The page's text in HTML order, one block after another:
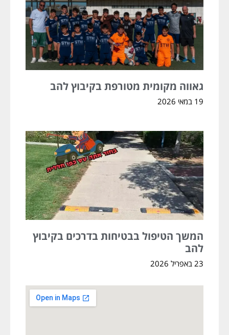
גאווה מקומית מטורפת בקיבוץ להב
19 במאי 2026
המשך הטיפול בבטיחות בדרכים בקיבוץ
להב
23 באפריל 2026